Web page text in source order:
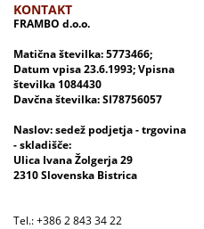
KONTAKT
FRAMBO d.o.o.
Matična številka: 5773466;
Datum vpisa 23.6.1993; Vpisna
številka 1084430
Davčna številka: SI78756057
Naslov: sedež podjetja - trgovina
- skladišče:
Ulica Ivana Žolgerja 29
2310 Slovenska Bistrica
Tel.: +386 2 843 34 22